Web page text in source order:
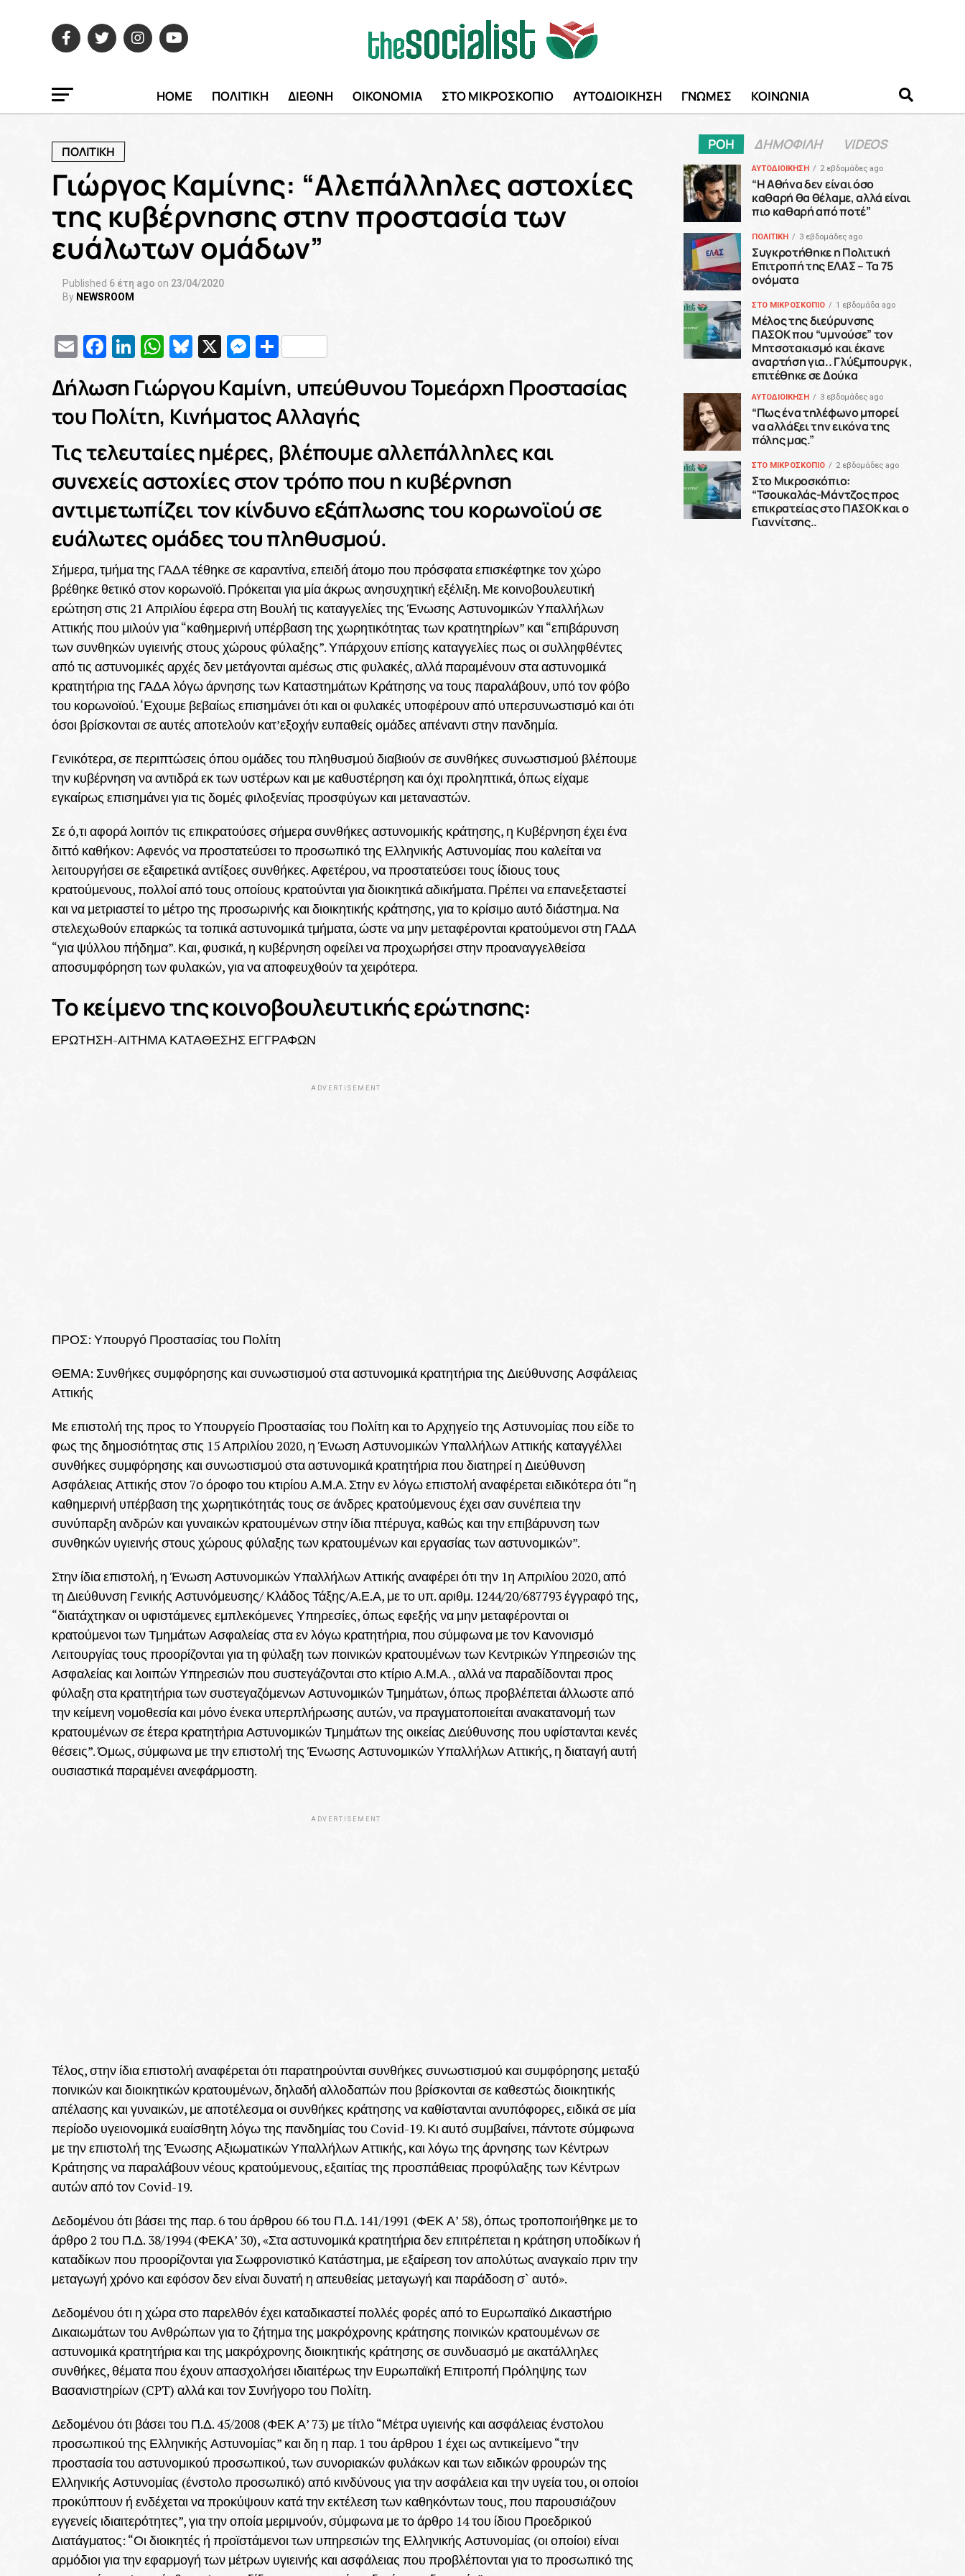
HOME ΠΟΛΙΤΙΚΗ ΔΙΕΘΝΗ ΟΙΚΟΝΟΜΙΑ ΣΤΟ ΜΙΚΡΟΣΚΟΠΙΟ ΑΥΤΟΔΙΟΙΚΗΣΗ ΓΝΩΜΕΣ ΚΟΙΝΩΝΙΑ
ΠΟΛΙΤΙΚΗ
Γιώργος Καμίνης: “Αλεπάλληλες αστοχίες
της κυβέρνησης στην προστασία των
ευάλωτων ομάδων”
Published 6 έτη ago on 23/04/2020
By NEWSROOM
EmailFacebook
LinkedIn
WhatsApp
Bluesky
X Messenger
Μοιραστείτε
Δήλωση Γιώργου Καμίνη, υπεύθυνου Τομεάρχη Προστασίας
του Πολίτη, Κινήματος Αλλαγής
Τις τελευταίες ημέρες, βλέπουμε αλλεπάλληλες και
συνεχείς αστοχίες στον τρόπο που η κυβέρνηση
αντιμετωπίζει τον κίνδυνο εξάπλωσης του κορωνοϊού σε
ευάλωτες ομάδες του πληθυσμού.
Σήμερα, τμήμα της ΓΑΔΑ τέθηκε σε καραντίνα, επειδή άτομο που πρόσφατα επισκέφτηκε τον χώρο
βρέθηκε θετικό στον κορωνοϊό. Πρόκειται για μία άκρως ανησυχητική εξέλιξη. Με κοινοβουλευτική
ερώτηση στις 21 Απριλίου έφερα στη Βουλή τις καταγγελίες της Ένωσης Αστυνομικών Υπαλλήλων
Αττικής που μιλούν για “καθημερινή υπέρβαση της χωρητικότητας των κρατητηρίων” και “επιβάρυνση
των συνθηκών υγιεινής στους χώρους φύλαξης”. Υπάρχουν επίσης καταγγελίες πως οι συλληφθέντες
από τις αστυνομικές αρχές δεν μετάγονται αμέσως στις φυλακές, αλλά παραμένουν στα αστυνομικά
κρατητήρια της ΓΑΔΑ λόγω άρνησης των Καταστημάτων Κράτησης να τους παραλάβουν, υπό τον φόβο
του κορωνοϊού. ‘Εχουμε βεβαίως επισημάνει ότι και οι φυλακές υποφέρουν από υπερσυνωστισμό και ότι
όσοι βρίσκονται σε αυτές αποτελούν κατ’εξοχήν ευπαθείς ομάδες απέναντι στην πανδημία.
Γενικότερα, σε περιπτώσεις όπου ομάδες του πληθυσμού διαβιούν σε συνθήκες συνωστισμού βλέπουμε
την κυβέρνηση να αντιδρά εκ των υστέρων και με καθυστέρηση και όχι προληπτικά, όπως είχαμε
εγκαίρως επισημάνει για τις δομές φιλοξενίας προσφύγων και μεταναστών.
Σε ό,τι αφορά λοιπόν τις επικρατούσες σήμερα συνθήκες αστυνομικής κράτησης, η Κυβέρνηση έχει ένα
διττό καθήκον: Αφενός να προστατεύσει το προσωπικό της Ελληνικής Αστυνομίας που καλείται να
λειτουργήσει σε εξαιρετικά αντίξοες συνθήκες. Αφετέρου, να προστατεύσει τους ίδιους τους
κρατούμενους, πολλοί από τους οποίους κρατούνται για διοικητικά αδικήματα. Πρέπει να επανεξεταστεί
και να μετριαστεί το μέτρο της προσωρινής και διοικητικής κράτησης, για το κρίσιμο αυτό διάστημα. Να
στελεχωθούν επαρκώς τα τοπικά αστυνομικά τμήματα, ώστε να μην μεταφέρονται κρατούμενοι στη ΓΑΔΑ
“για ψύλλου πήδημα”. Και, φυσικά, η κυβέρνηση οφείλει να προχωρήσει στην προαναγγελθείσα
αποσυμφόρηση των φυλακών, για να αποφευχθούν τα χειρότερα.
Tο κείμενο της κοινοβουλευτικής ερώτησης:
ΕΡΩΤΗΣΗ-ΑΙΤΗΜΑ ΚΑΤΑΘΕΣΗΣ ΕΓΓΡΑΦΩΝ
ADVERTISEMENT
ΠΡΟΣ: Υπουργό Προστασίας του Πολίτη
ΘΕΜΑ: Συνθήκες συμφόρησης και συνωστισμού στα αστυνομικά κρατητήρια της Διεύθυνσης Ασφάλειας
Αττικής
Με επιστολή της προς το Υπουργείο Προστασίας του Πολίτη και το Αρχηγείο της Αστυνομίας που είδε το
φως της δημοσιότητας στις 15 Απριλίου 2020, η Ένωση Αστυνομικών Υπαλλήλων Αττικής καταγγέλλει
συνθήκες συμφόρησης και συνωστισμού στα αστυνομικά κρατητήρια που διατηρεί η Διεύθυνση
Ασφάλειας Αττικής στον 7ο όροφο του κτιρίου Α.Μ.Α. Στην εν λόγω επιστολή αναφέρεται ειδικότερα ότι “η
καθημερινή υπέρβαση της χωρητικότητάς τους σε άνδρες κρατούμενους έχει σαν συνέπεια την
συνύπαρξη ανδρών και γυναικών κρατουμένων στην ίδια πτέρυγα, καθώς και την επιβάρυνση των
συνθηκών υγιεινής στους χώρους φύλαξης των κρατουμένων και εργασίας των αστυνομικών”.
Στην ίδια επιστολή, η Ένωση Αστυνομικών Υπαλλήλων Αττικής αναφέρει ότι την 1η Απριλίου 2020, από
τη Διεύθυνση Γενικής Αστυνόμευσης/ Κλάδος Τάξης/Α.Ε.Α, με το υπ. αριθμ. 1244/20/687793 έγγραφό της,
“διατάχτηκαν οι υφιστάμενες εμπλεκόμενες Υπηρεσίες, όπως εφεξής να μην μεταφέρονται οι
κρατούμενοι των Τμημάτων Ασφαλείας στα εν λόγω κρατητήρια, που σύμφωνα με τον Κανονισμό
Λειτουργίας τους προορίζονται για τη φύλαξη των ποινικών κρατουμένων των Κεντρικών Υπηρεσιών της
Ασφαλείας και λοιπών Υπηρεσιών που συστεγάζονται στο κτίριο Α.Μ.Α. , αλλά να παραδίδονται προς
φύλαξη στα κρατητήρια των συστεγαζόμενων Αστυνομικών Τμημάτων, όπως προβλέπεται άλλωστε από
την κείμενη νομοθεσία και μόνο ένεκα υπερπλήρωσης αυτών, να πραγματοποιείται ανακατανομή των
κρατουμένων σε έτερα κρατητήρια Αστυνομικών Τμημάτων της οικείας Διεύθυνσης που υφίστανται κενές
θέσεις”. Όμως, σύμφωνα με την επιστολή της Ένωσης Αστυνομικών Υπαλλήλων Αττικής, η διαταγή αυτή
ουσιαστικά παραμένει ανεφάρμοστη.
ADVERTISEMENT
Τέλος, στην ίδια επιστολή αναφέρεται ότι παρατηρούνται συνθήκες συνωστισμού και συμφόρησης μεταξύ
ποινικών και διοικητικών κρατουμένων, δηλαδή αλλοδαπών που βρίσκονται σε καθεστώς διοικητικής
απέλασης και γυναικών, με αποτέλεσμα οι συνθήκες κράτησης να καθίστανται ανυπόφορες, ειδικά σε μία
περίοδο υγειονομικά ευαίσθητη λόγω της πανδημίας του Covid-19. Κι αυτό συμβαίνει, πάντοτε σύμφωνα
με την επιστολή της Ένωσης Αξιωματικών Υπαλλήλων Αττικής, και λόγω της άρνησης των Κέντρων
Κράτησης να παραλάβουν νέους κρατούμενους, εξαιτίας της προσπάθειας προφύλαξης των Κέντρων
αυτών από τον Covid-19.
Δεδομένου ότι βάσει της παρ. 6 του άρθρου 66 του Π.Δ. 141/1991 (ΦΕΚ Α’ 58), όπως τροποποιήθηκε με το
άρθρο 2 του Π.Δ. 38/1994 (ΦΕΚΑ’ 30), «Στα αστυνομικά κρατητήρια δεν επιτρέπεται η κράτηση υποδίκων ή
καταδίκων που προορίζονται για Σωφρονιστικό Κατάστημα, με εξαίρεση τον απολύτως αναγκαίο πριν την
μεταγωγή χρόνο και εφόσον δεν είναι δυνατή η απευθείας μεταγωγή και παράδοση σ` αυτό».
Δεδομένου ότι η χώρα στο παρελθόν έχει καταδικαστεί πολλές φορές από το Ευρωπαϊκό Δικαστήριο
Δικαιωμάτων του Ανθρώπων για το ζήτημα της μακρόχρονης κράτησης ποινικών κρατουμένων σε
αστυνομικά κρατητήρια και της μακρόχρονης διοικητικής κράτησης σε συνδυασμό με ακατάλληλες
συνθήκες, θέματα που έχουν απασχολήσει ιδιαιτέρως την Ευρωπαϊκή Επιτροπή Πρόληψης των
Βασανιστηρίων (CPT) αλλά και τον Συνήγορο του Πολίτη.
Δεδομένου ότι βάσει του Π.Δ. 45/2008 (ΦΕΚ Α’ 73) με τίτλο “Μέτρα υγιεινής και ασφάλειας ένστολου
προσωπικού της Ελληνικής Αστυνομίας” και δη η παρ. 1 του άρθρου 1 έχει ως αντικείμενο “την
προστασία του αστυνομικού προσωπικού, των συνοριακών φυλάκων και των ειδικών φρουρών της
Ελληνικής Αστυνομίας (ένστολο προσωπικό) από κινδύνους για την ασφάλεια και την υγεία του, οι οποίοι
προκύπτουν ή ενδέχεται να προκύψουν κατά την εκτέλεση των καθηκόντων τους, που παρουσιάζουν
εγγενείς ιδιαιτερότητες”, για την οποία μεριμνούν, σύμφωνα με το άρθρο 14 του ίδιου Προεδρικού
Διατάγματος: “Οι διοικητές ή προϊστάμενοι των υπηρεσιών της Ελληνικής Αστυνομίας (οι οποίοι) είναι
αρμόδιοι για την εφαρμογή των μέτρων υγιεινής και ασφάλειας που προβλέπονται για το προσωπικό της
ΡΟΗ ΔΗΜΟΦΙΛΗ VIDEOS
ΑΥΤΟΔΙΟΙΚΗΣΗ 2 εβδομάδες ago
“H Αθήνα δεν είναι όσο
καθαρή θα θέλαμε, αλλά είναι
πιο καθαρή από ποτέ”
ΠΟΛΙΤΙΚΗ 3 εβδομάδες ago
Συγκροτήθηκε η Πολιτική
Επιτροπή της ΕΛΑΣ – Τα 75
ονόματα
ΣΤΟ ΜΙΚΡΟΣΚΟΠΙΟ 1 εβδομάδα ago
Μέλος της διεύρυνσης
ΠΑΣΟΚ που “υμνούσε” τον
Μητσοτακισμό και έκανε
αναρτήση για.. Γλύξμπουργκ ,
επιτέθηκε σε Δούκα
ΑΥΤΟΔΙΟΙΚΗΣΗ 3 εβδομάδες ago
“Πως ένα τηλέφωνο μπορεί
να αλλάξει την εικόνα της
πόλης μας.”
ΣΤΟ ΜΙΚΡΟΣΚΟΠΙΟ 2 εβδομάδες ago
Στο Μικροσκόπιο:
“Τσουκαλάς-Μάντζος προς
επικρατείας στο ΠΑΣΟΚ και ο
Γιαννίτσης..